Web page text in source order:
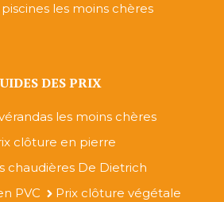
les moins chères
DES PRIX
les moins chères
clôture en pierre
chaudières De Dietrich
PVC
Prix clôture végétale